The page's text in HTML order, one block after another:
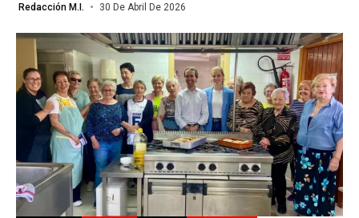
Redacción M.I. 30 De Abril De 2026